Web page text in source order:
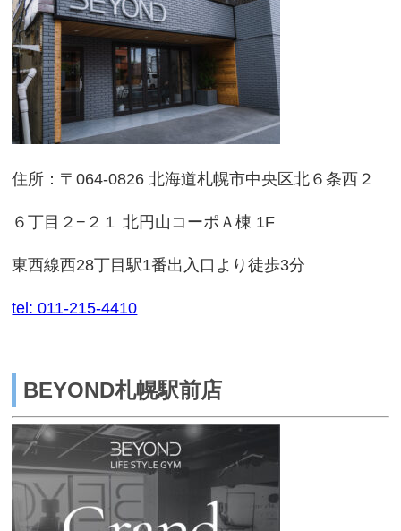
住所：〒064-0826 北海道札幌市中央区北６条西２
６丁目２−２１ 北円山コーポＡ棟 1F
東西線西28丁目駅1番出入口より徒歩3分
tel: 011-215-4410
BEYOND札幌駅前店